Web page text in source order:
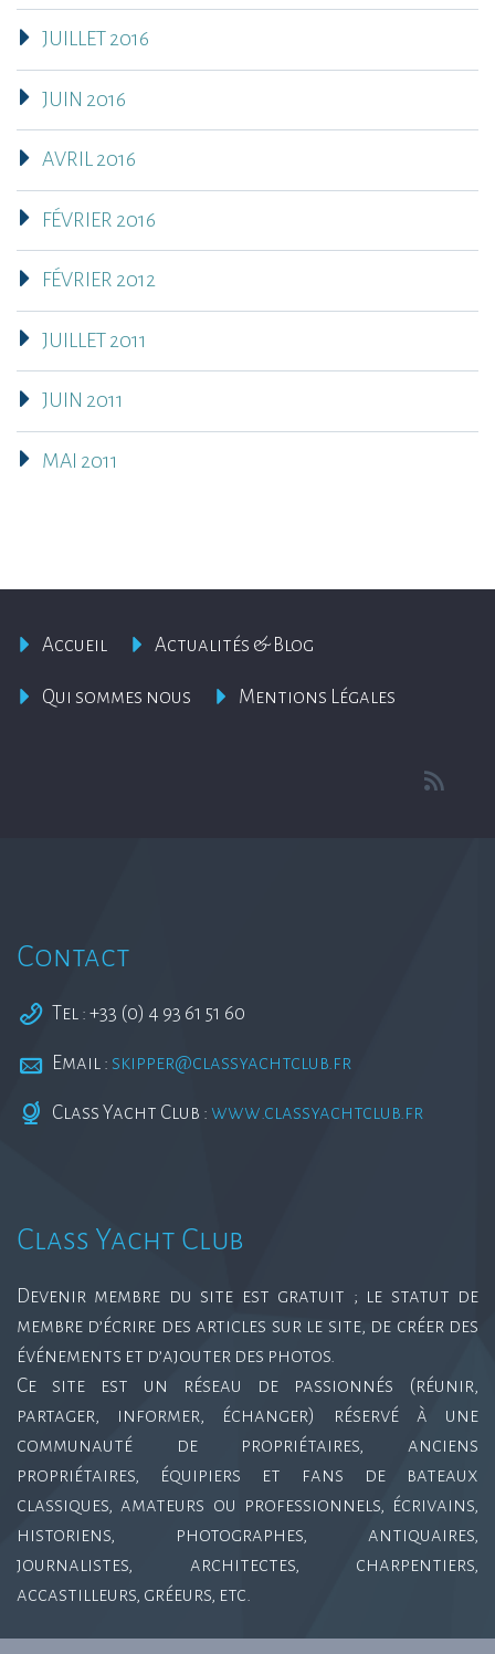
JUILLET 2016
JUIN 2016
AVRIL 2016
FÉVRIER 2016
FÉVRIER 2012
JUILLET 2011
JUIN 2011
MAI 2011
Accueil Actualités & Blog
Qui sommes nous Mentions Légales
Contact
Tel : +33 (0) 4 93 61 51 60
Email : skipper@classyachtclub.fr
Class Yacht Club : www.classyachtclub.fr
Class Yacht Club
Devenir membre du site est gratuit ; le statut de
membre d’écrire des articles sur le site, de créer des
événements et d’ajouter des photos.
Ce site est un réseau de passionnés (réunir,
partager, informer, échanger) réservé à une
communauté de propriétaires, anciens
propriétaires, équipiers et fans de bateaux
classiques, amateurs ou professionnels, écrivains,
historiens, photographes, antiquaires,
journalistes, architectes, charpentiers,
accastilleurs, gréeurs, etc.